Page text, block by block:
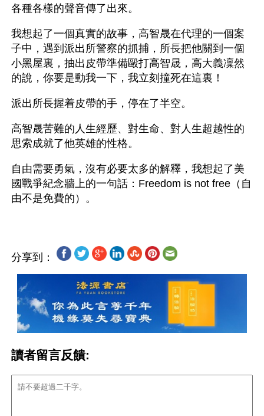
各種各樣的聲音傳了出來。
我想起了一個真實的故事，高智晟在代理的一個案
子中，遇到派出所警察的抓捕，所長把他關到一個
小黑屋裏，抽出皮帶準備毆打高智晟，高大義凜然
的說，你要是動我一下，我立刻撞死在這裏！
派出所長握着皮帶的手，停在了半空。
高智晟苦難的人生經歷、對生命、對人生超越性的
思索成就了他英雄的性格。
自由需要勇氣，沒有必要太多的解釋，我想起了美
國戰爭紀念牆上的一句話：Freedom is not free（自
分享到：
讀者留言反饋: